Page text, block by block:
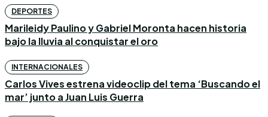
DEPORTES
Marileidy Paulino y Gabriel Moronta hacen historia
bajo la lluvia al conquistar el oro
INTERNACIONALES
Carlos Vives estrena videoclip del tema ‘Buscando el
mar’ junto a Juan Luis Guerra